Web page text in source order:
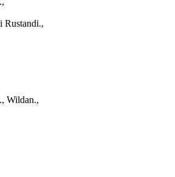
Rustandi.,
., Wildan.,